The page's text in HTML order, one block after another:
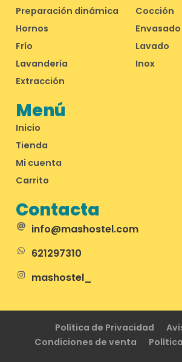
Menú
Inicio
Tienda
Mi cuenta
Carrito
Preparación dinámica
Cocción
Hornos
Frío
Lavado
Lavandería
Inox
Extracción
Contacta
info@mashostel.com
621297310
mashostel_
Política de Privacidad
Condiciones de venta